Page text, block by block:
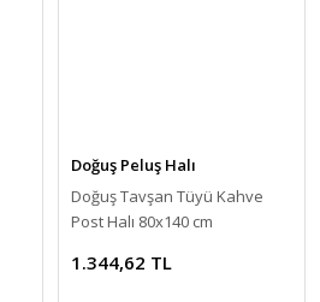
Doğuş Peluş Halı
Doğuş Tavşan Tüyü Kahve
Post Halı 80x140 cm
1.344,62 TL